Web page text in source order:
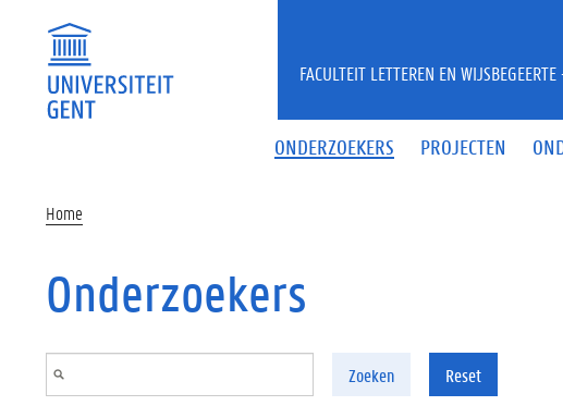
ONDERZOEKERS PROJECTEN
FACULTEIT LETTEREN EN
Home
Onderzoekers
Zoeken Reset